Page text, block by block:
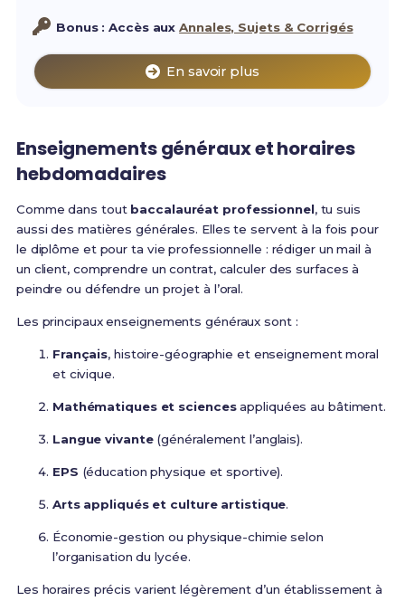
Bonus : Accès auxAnnales, Sujets & Corrigés
En savoir plus
Enseignements généraux et horaires
hebdomadaires
Comme dans tout baccalauréat professionnel, tu suis
aussi des matières générales. Elles te servent à la fois pour
le diplôme et pour ta vie professionnelle : rédiger un mail à
un client, comprendre un contrat, calculer des surfaces à
peindre ou défendre un projet à l’oral.
Les principaux enseignements généraux sont :
Français, histoire-géographie et enseignement moral
et civique.
Mathématiques et sciencesappliquées au bâtiment.
Langue vivante(généralement l’anglais).
EPS (éducation physique et sportive).
Arts appliqués et culture artistique.
Économie-gestion ou physique-chimie selon
l’organisation du lycée.
Les horaires précis varient légèrement d’un établissement à